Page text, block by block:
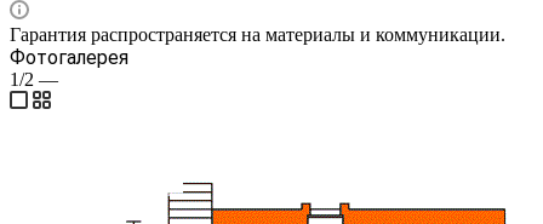
Гарантия распространяется на материалы и коммуникации.
Фотогалерея
1/2 —